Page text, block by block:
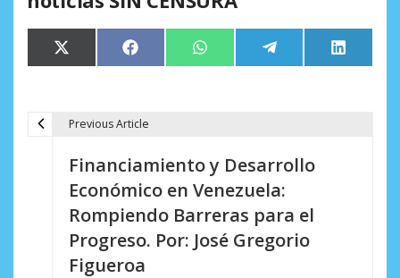
Compartir
en
X
(Twitter)
Compartir
en
Facebook Compartir
en
WhatsApp Compartir
en
Telegram
en
LinkedIn
Previous Article
Financiamiento y Desarrollo
Económico en Venezuela:
Rompiendo Barreras para el
Progreso. Por: José Gregorio
Figueroa